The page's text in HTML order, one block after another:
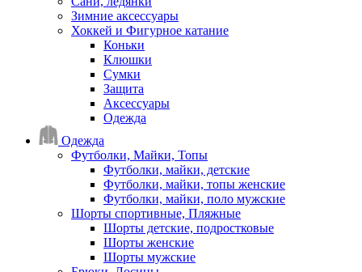
Зимние аксессуары
Хоккей и Фигурное катание
Коньки
Клюшки
Сумки
Защита
Аксессуары
Одежда
Одежда
Футболки, Майки, Топы
Футболки, майки, детские
Футболки, майки, топы женские
Футболки, майки, поло мужские
Шорты спортивные, Пляжные
Шорты детские, подростковые
Шорты женские
Шорты мужские